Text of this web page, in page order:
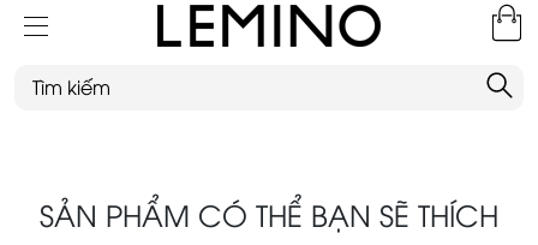
SẢN PHẨM CÓ THỂ BẠN SẼ THÍCH